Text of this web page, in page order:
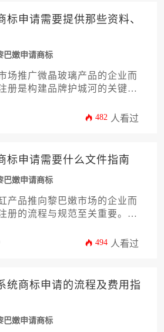
市场获得最大程度的保护，实
。
标申请需要提供那些资料、
巴嫩申请商标
场推广微晶玻璃产品的企业而
册是构建品牌护城河的关键第
微晶玻璃商标所需准备的全部
环节，旨在为企业主提供一份
性强的攻略，确保您的品牌在
法律保护。
482 人看过
标申请需要什么文件指南
巴嫩申请商标
产品推向黎巴嫩市场的企业而
册的流程与规范至关重要。本
注意事项及实务操作要点，帮
494 人看过
统商标申请的流程及费用指
巴嫩申请商标